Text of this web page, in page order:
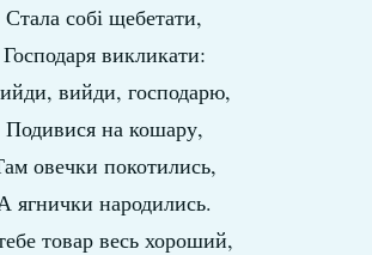
Стала собі щебетати,
Господаря викликати:
вийди, господарю,
Подивися на кошару,
овечки покотились,
ягнички народились.
товар весь хороший,